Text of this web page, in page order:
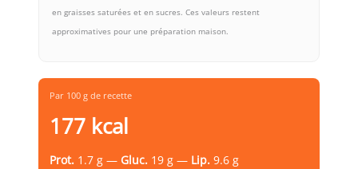
en graisses saturées et en sucres. Ces valeurs restent
approximatives pour une préparation maison.
Par 100 g de recette
177 kcal
Prot. 1.7 g — Gluc. 19 g — Lip. 9.6 g